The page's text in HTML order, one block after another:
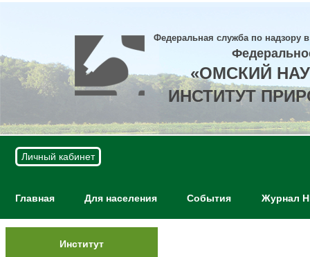
Федеральная служба по надзору
«ОМСКИЙ
ИНСТИТУТ
Личный кабинет
Главная Для населения События Журнал
Институт